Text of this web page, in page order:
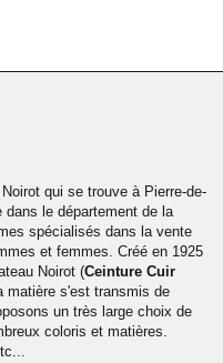
qui se trouve à Pierre-de-
dans le département de la
spécialisés dans la vente
et femmes. Créé en 1925
Noirot (Ceinture Cuir
matière s'est transmis de
un très large choix de
coloris et matières.